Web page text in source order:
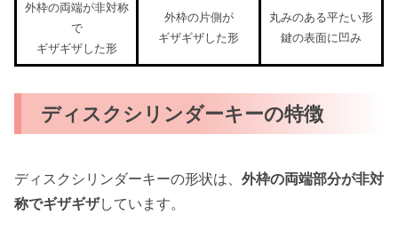
外枠の両端が非対称
で
ギザギザした形
外枠の片側が
ギザギザした形
丸みのある平たい形
鍵の表面に凹み
ディスクシリンダーキーの特徴
ディスクシリンダーキーの形状は、 外枠の両端部分が非対
称でギザギザしています。